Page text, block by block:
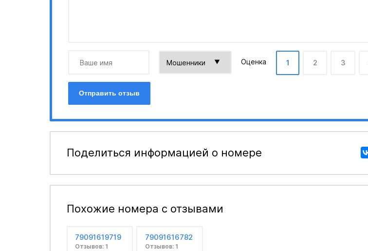
Оценка 1 2 3
Отправить отзыв
Поделиться информацией о номере
Похожие номера с отзывами
79091619719
Отзывов: 1
79091616782
Отзывов: 1